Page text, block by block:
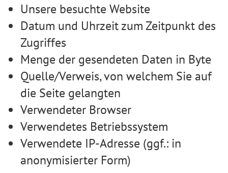
Unsere besuchte Website
Datum und Uhrzeit zum Zeitpunkt des
Zugriffes
Menge der gesendeten Daten in Byte
Quelle/Verweis, von welchem Sie auf
die Seite gelangten
Verwendeter Browser
Verwendetes Betriebssystem
Verwendete IP-Adresse (ggf.: in
anonymisierter Form)